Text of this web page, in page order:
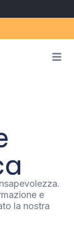
e
la nostra